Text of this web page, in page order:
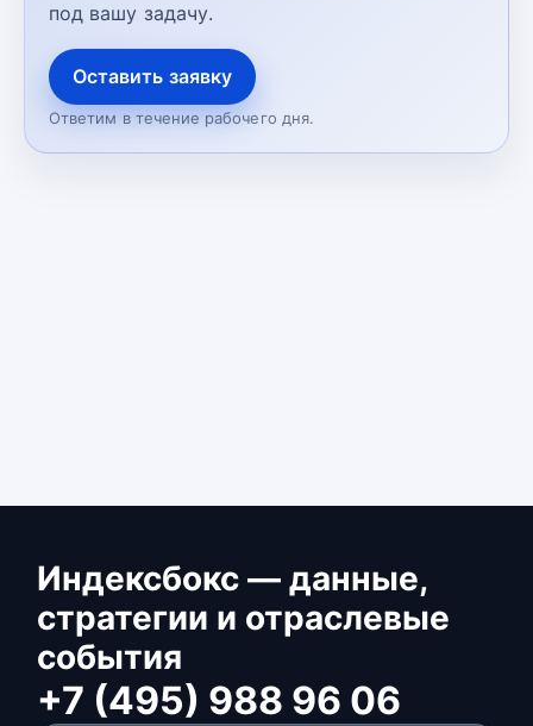
под вашу задачу.
Оставить заявку
Ответим в течение рабочего дня.
Индексбокс — данные,
стратегии и отраслевые
события
+7 (495) 988 96 06